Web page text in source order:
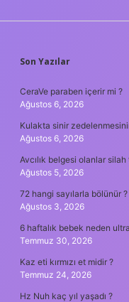
SIDEBAR
Son Yazılar
CeraVe paraben içerir mi ?
Ağustos 6, 2026
Kulakta sinir
Ağustos 6, 2026
Avcılık belgesi olanlar
Ağustos 5, 2026
72 hangi sayılarla bölünür ?
Ağustos 3, 2026
6 haftalık bebek neden
Temmuz 30, 2026
Kaz eti kırmızı et midir ?
Temmuz 24, 2026
Hz Nuh kaç yıl yaşadı ?